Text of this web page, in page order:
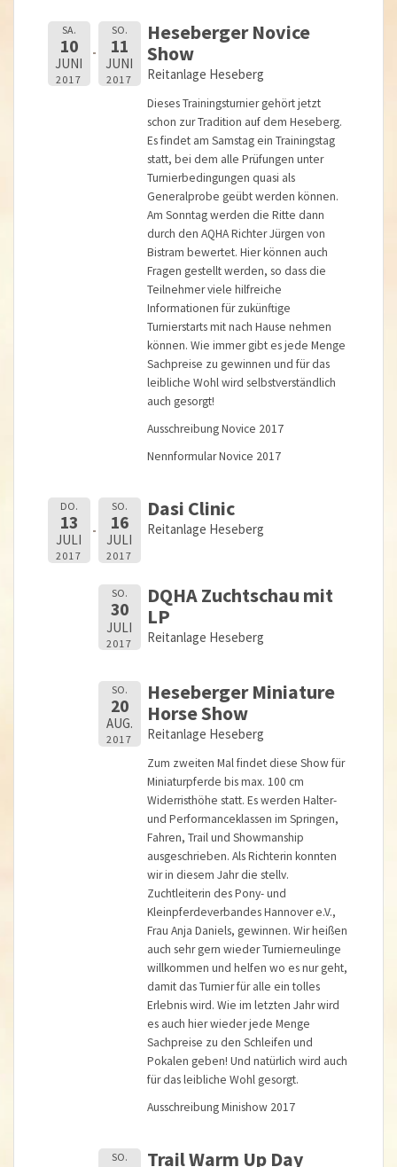
SA.
10
JUNI
2017
SO.
11
JUNI
2017
Heseberger Novice
Show
Reitanlage Heseberg
Dieses Trainingsturnier gehört jetzt
schon zur Tradition auf dem Heseberg.
Es findet am Samstag ein Trainingstag
statt, bei dem alle Prüfungen unter
Turnierbedingungen quasi als
Generalprobe geübt werden können.
Am Sonntag werden die Ritte dann
durch den AQHA Richter Jürgen von
Bistram bewertet. Hier können auch
Fragen gestellt werden, so dass die
Teilnehmer viele hilfreiche
Informationen für zukünftige
Turnierstarts mit nach Hause nehmen
können. Wie immer gibt es jede Menge
Sachpreise zu gewinnen und für das
leibliche Wohl wird selbstverständlich
auch gesorgt!
Ausschreibung Novice 2017
Nennformular Novice 2017
DO.
13
JULI
2017
SO.
16
JULI
2017
Dasi Clinic
Reitanlage Heseberg
SO.
30
JULI
2017
DQHA Zuchtschau mit
LP
Reitanlage Heseberg
SO.
20
AUG.
2017
Heseberger Miniature
Horse Show
Reitanlage Heseberg
Zum zweiten Mal findet diese Show für
Miniaturpferde bis max. 100 cm
Widerristhöhe statt. Es werden Halter-
und Performanceklassen im Springen,
Fahren, Trail und Showmanship
ausgeschrieben. Als Richterin konnten
wir in diesem Jahr die stellv.
Zuchtleiterin des Pony- und
Kleinpferdeverbandes Hannover e.V.,
Frau Anja Daniels, gewinnen. Wir heißen
auch sehr gern wieder Turnierneulinge
willkommen und helfen wo es nur geht,
damit das Turnier für alle ein tolles
Erlebnis wird. Wie im letzten Jahr wird
es auch hier wieder jede Menge
Sachpreise zu den Schleifen und
Pokalen geben! Und natürlich wird auch
für das leibliche Wohl gesorgt.
Ausschreibung Minishow 2017
SO. Trail Warm Up Day